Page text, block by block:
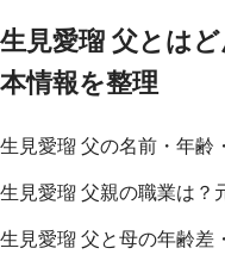
生見愛瑠 父とは
本情報を整理
生見愛瑠 父の名前・年齢
生見愛瑠 父親の職業は？
生見愛瑠 父と母の年齢差